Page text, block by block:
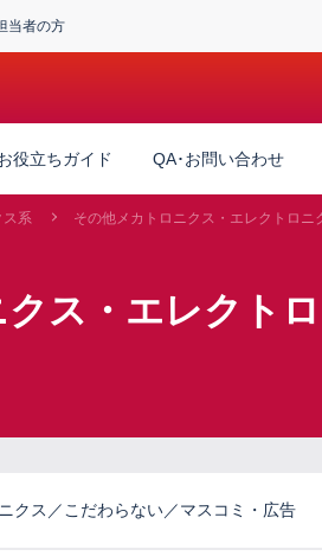
当者の方
役立ちガイド QA･お問い合わせ
ス系 その他メカトロニクス・エレクトロニ
クス・エレクト
クス／こだわらない／マスコミ・広告